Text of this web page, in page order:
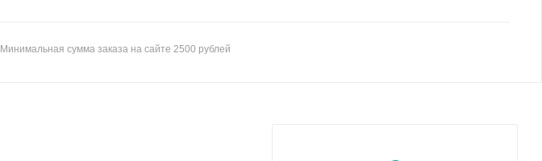
Минимальная сумма заказа на сайте 2500 рублей